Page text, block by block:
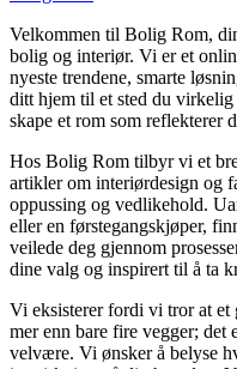
Velkommen til Bolig Rom,
bolig og interiør. Vi er et
nyeste trendene, smarte
ditt hjem til et sted du
skape et rom som reflekterer
Hos Bolig Rom tilbyr vi et
artikler om interiørdesign og
oppussing og vedlikehold.
eller en førstegangskjøper,
veilede deg gjennom
dine valg og inspirert til å ta
Vi eksisterer fordi vi tror at
mer enn bare fire vegger; det
velvære. Vi ønsker å belyse